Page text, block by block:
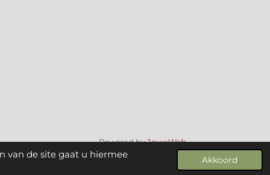
van de site gaat u hiermee Akkoord
Powered byJouwWeb